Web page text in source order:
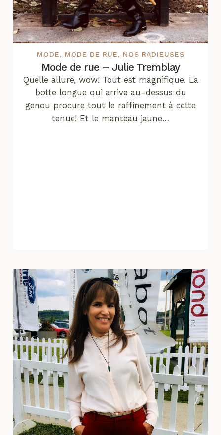
MODE, MODE DE RUE, NOS RADIEUSES
Mode de rue – Julie Tremblay
Quelle allure, wow! Tout est magnifique. La
botte longue qui arrive au-dessus du
genou procure tout le raffinement à cette
tenue! Et le manteau jaune…